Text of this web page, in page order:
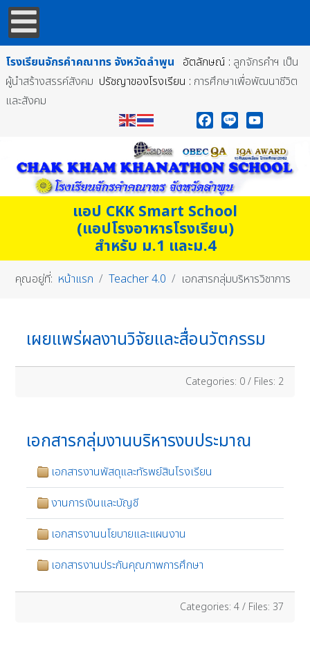
โรงเรียนจักรคำคณาทร จังหวัดลำพูน อัตลักษณ์ : ลูกจักรคำฯ เป็น
ผู้นำสร้างสรรค์สังคม ปรัชญาของโรงเรียน : การศึกษาเพื่อพัฒนาชีวิต
และสังคม
แอป CKK Smart School
(แอปโรงอาหารโรงเรียน)
สำหรับ ม.1 และม.4
คุณอยู่ที่: หน้าแรก Teacher 4.0 เอกสารกลุ่มบริหารวิชาการ
เผยแพร่ผลงานวิจัยและสื่อนวัตกรรม
Categories: 0/ Files: 2
เอกสารกลุ่มงานบริหารงบประมาณ
เอกสารงานพัสดุและทัรพย์สินโรงเรียน
งานการเงินและบัญชี
เอกสารงานนโยบายและแผนงาน
เอกสารงานประกันคุณภาพการศึกษา
Categories: 4/ Files: 37